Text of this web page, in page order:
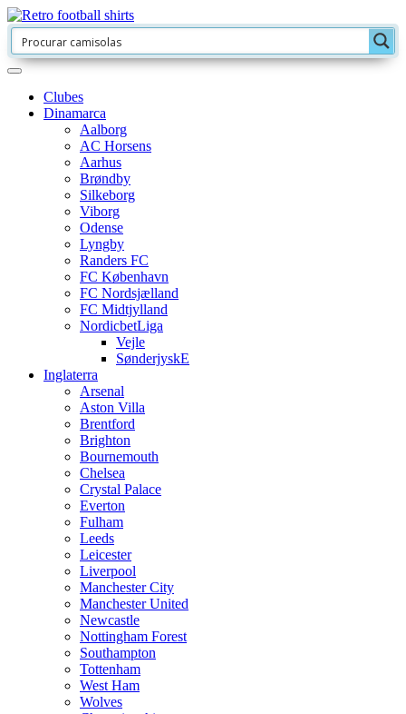
Clubes
Dinamarca
Aalborg
AC Horsens
Aarhus
Brøndby
Silkeborg
Viborg
Odense
Lyngby
Randers FC
FC København
FC Nordsjælland
FC Midtjylland
NordicbetLiga
Vejle
SønderjyskE
Inglaterra
Arsenal
Aston Villa
Brentford
Brighton
Bournemouth
Chelsea
Crystal Palace
Everton
Fulham
Leeds
Leicester
Liverpool
Manchester City
Manchester United
Newcastle
Nottingham Forest
Southampton
Tottenham
West Ham
Wolves